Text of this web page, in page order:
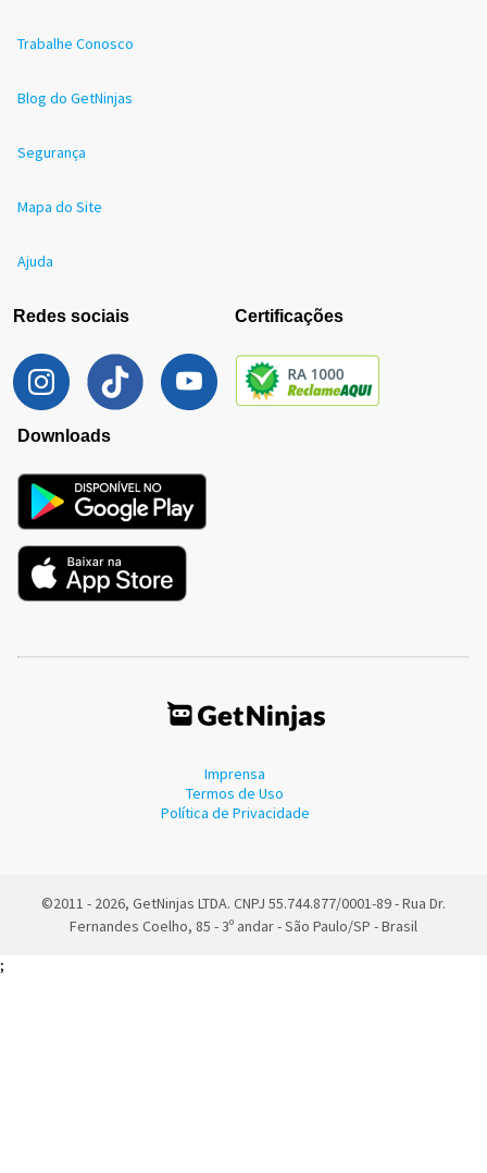
Trabalhe Conosco
Blog do GetNinjas
Segurança
Mapa do Site
Ajuda
Redes sociais Certificações
Downloads
Imprensa
Termos de Uso
Política de Privacidade
©2011 - 2026, GetNinjas LTDA. CNPJ 55.744.877/0001-89 - Rua Dr.
Fernandes Coelho, 85 - 3º andar - São Paulo/SP - Brasil
;